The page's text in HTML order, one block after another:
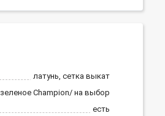
латунь, сетка выкат
зеленое Champion/ на выбор
есть